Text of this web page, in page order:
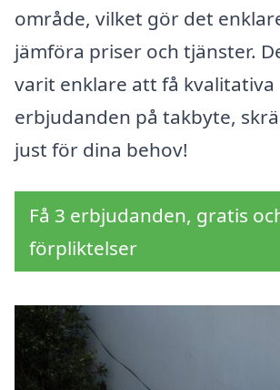
område, vilket gör det
jämföra priser och tjänster.
varit enklare att få kvalitativa
erbjudanden på takbyte,
just för dina behov!
Få 3 erbjudanden, gratis
förpliktelser